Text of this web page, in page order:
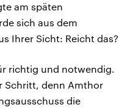
am späten
sich aus dem
Ihrer Sicht: Reicht das?
richtig und notwendig.
Schritt, denn Amthor
die